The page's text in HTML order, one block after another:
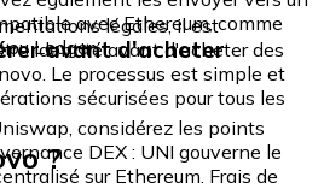
avec Ethereum, comme
Ledger.
légales, il est
identité avant d'acheter des
Le processus est simple et
sécurisées pour tous les
avant d'acheter
considérez les points
DEX : UNI gouverne le
sur Ethereum. Frais de
?